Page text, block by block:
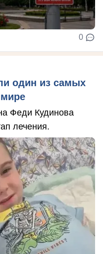
0
один из самых
Феди Кудинова
лечения.